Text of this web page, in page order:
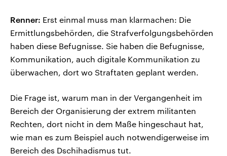
Renner: Erst einmal muss man klarmachen: Die
Ermittlungsbehörden, die Strafverfolgungsbehörden
haben diese Befugnisse. Sie haben die Befugnisse,
Kommunikation, auch digitale Kommunikation zu
überwachen, dort wo Straftaten geplant werden.
Die Frage ist, warum man in der Vergangenheit im
Bereich der Organisierung der extrem militanten
Rechten, dort nicht in dem Maße hingeschaut hat,
wie man es zum Beispiel auch notwendigerweise im
Bereich des Dschihadismus tut.